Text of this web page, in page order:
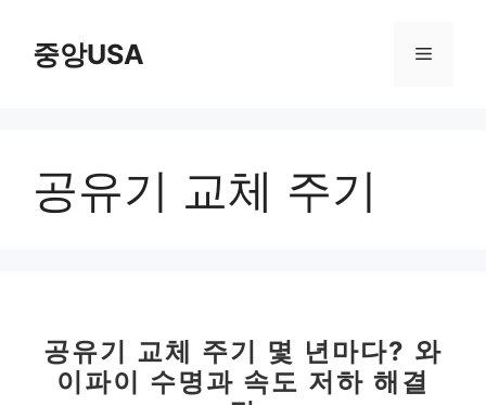
중앙USA 메
공유기 교체 주기
공유기 교체 주기 몇 년마다? 와
이파이 수명과 속도 저하 해결